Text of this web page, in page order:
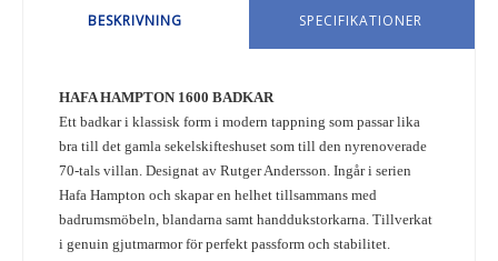
BESKRIVNING SPECIFIKATIONER
HAFA HAMPTON 1600 BADKAR
Ett badkar i klassisk form i modern tappning som passar lika
bra till det gamla sekelskifteshuset som till den nyrenoverade
70-tals villan. Designat av Rutger Andersson. Ingår i serien
Hafa Hampton och skapar en helhet tillsammans med
badrumsmöbeln, blandarna samt handdukstorkarna. Tillverkat
i genuin gjutmarmor för perfekt passform och stabilitet.